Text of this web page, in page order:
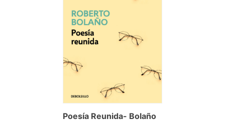
Poesía Reunida- Bolaño